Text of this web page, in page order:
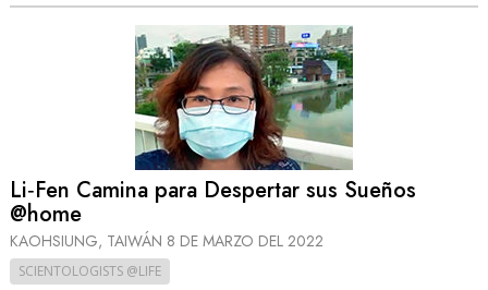
Li‑Fen Camina para Despertar sus Sueños
@home
KAOHSIUNG, TAIWÁN 8 DE MARZO DEL 2022
SCIENTOLOGISTS @LIFE